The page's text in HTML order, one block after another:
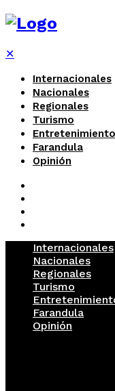
✕
Internacionales
Nacionales
Regionales
Turismo
Entretenimiento
Farandula
Opinión
Internacionales
Nacionales
Regionales
Turismo
Farandula
Opinión